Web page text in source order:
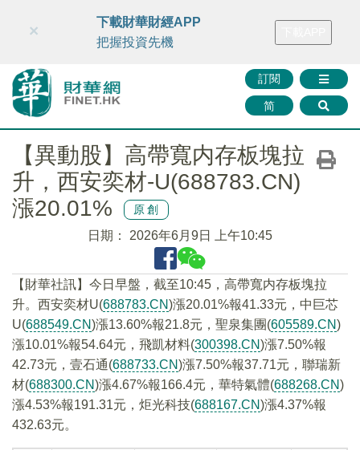
財華智庫網 FINTV FINMETA 財華證券 媒體矩陣
訂閱
简
×
下載財華財經APP
把握投資先機
【異動股】高帶寬内存板塊拉
升，西安奕材-U(688783.CN)
漲20.01%
原創
日期： 2026年6月9日 上午10:45
【財華社訊】今日早盤，截至10:45，高帶寬内存板塊拉
升。西安奕材U(688783.CN)漲20.01%報41.33元，中巨芯
U(688549.CN)漲13.60%報21.8元，聖泉集團(605589.CN)
漲10.01%報54.64元，飛凱材料(300398.CN)漲7.50%報
42.73元，壹石通(688733.CN)漲7.50%報37.71元，聯瑞新
材(688300.CN)漲4.67%報166.4元，華特氣體(688268.CN)
漲4.53%報191.31元，炬光科技(688167.CN)漲4.37%報
432.63元。